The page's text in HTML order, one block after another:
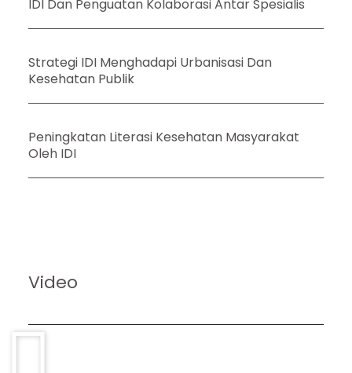
IDI Dan Penguatan Kolaborasi Antar Spesialis
Strategi IDI Menghadapi Urbanisasi Dan
Kesehatan Publik
Peningkatan Literasi Kesehatan Masyarakat
Oleh IDI
Video